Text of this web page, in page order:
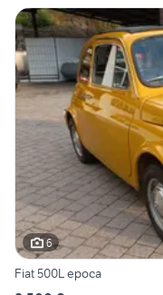
6
Fiat 500L epoca